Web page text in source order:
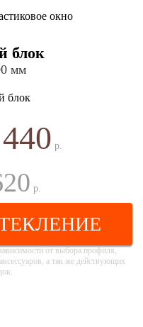
блок
мм
р.
р.
от выбора профиля,
а так же действующих